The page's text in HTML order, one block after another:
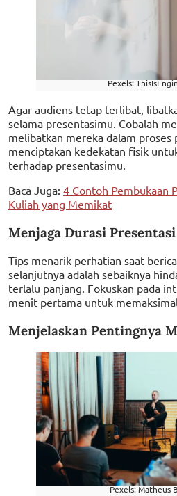
Pexels:
Agar audiens tetap terlibat,
selama presentasimu. Cobalah
melibatkan mereka dalam proses
menciptakan kedekatan fisik
terhadap presentasimu.
Baca Juga: 4 Contoh Pembukaan
Kuliah yang Memikat
Menjaga Durasi Presentasi
Tips menarik perhatian saat
selanjutnya adalah sebaiknya
terlalu panjang. Fokuskan pada
menit pertama untuk
Menjelaskan Pentingnya
Pexels: Matheus